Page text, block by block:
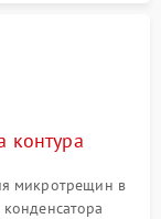
контура
микротрещин в